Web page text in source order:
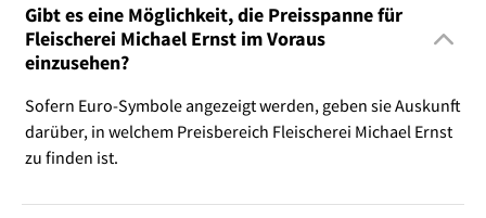
Gibt es eine Möglichkeit, die Preisspanne für
Fleischerei Michael Ernst im Voraus
einzusehen?
Sofern Euro-Symbole angezeigt werden, geben sie Auskunft
darüber, in welchem Preisbereich Fleischerei Michael Ernst
zu finden ist.